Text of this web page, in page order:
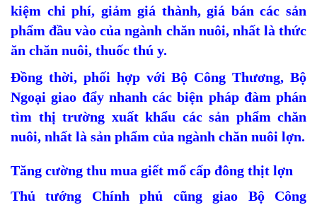
kiệm chi phí, giảm giá thành, giá bán các sản
phẩm đầu vào của ngành chăn nuôi, nhất là thức
ăn chăn nuôi, thuốc thú y.
Đồng thời, phối hợp với Bộ Công Thương, Bộ
Ngoại giao đẩy nhanh các biện pháp đàm phán
tìm thị trường xuất khẩu các sản phẩm chăn
nuôi, nhất là sản phẩm của ngành chăn nuôi lợn.
Tăng cường thu mua giết mổ cấp đông thịt lợn
Thủ tướng Chính phủ cũng giao Bộ Công